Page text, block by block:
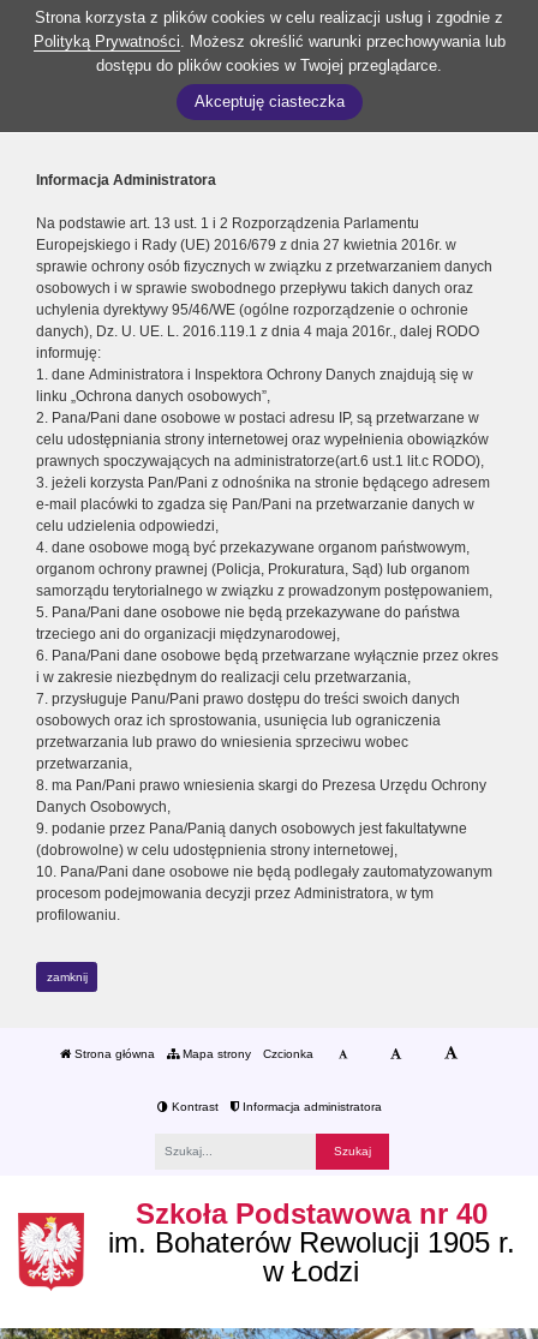
Strona korzysta z plików cookies w celu realizacji usług i zgodnie z
Polityką Prywatności. Możesz określić warunki przechowywania lub
dostępu do plików cookies w Twojej przeglądarce.
Akceptuję ciasteczka
Informacja Administratora
Na podstawie art. 13 ust. 1 i 2 Rozporządzenia Parlamentu
Europejskiego i Rady (UE) 2016/679 z dnia 27 kwietnia 2016r. w
sprawie ochrony osób fizycznych w związku z przetwarzaniem danych
osobowych i w sprawie swobodnego przepływu takich danych oraz
uchylenia dyrektywy 95/46/WE (ogólne rozporządzenie o ochronie
danych), Dz. U. UE. L. 2016.119.1 z dnia 4 maja 2016r., dalej RODO
informuję:
1. dane Administratora i Inspektora Ochrony Danych znajdują się w
linku „Ochrona danych osobowych”,
2. Pana/Pani dane osobowe w postaci adresu IP, są przetwarzane w
celu udostępniania strony internetowej oraz wypełnienia obowiązków
prawnych spoczywających na administratorze(art.6 ust.1 lit.c RODO),
3. jeżeli korzysta Pan/Pani z odnośnika na stronie będącego adresem
e-mail placówki to zgadza się Pan/Pani na przetwarzanie danych w
celu udzielenia odpowiedzi,
4. dane osobowe mogą być przekazywane organom państwowym,
organom ochrony prawnej (Policja, Prokuratura, Sąd) lub organom
samorządu terytorialnego w związku z prowadzonym postępowaniem,
5. Pana/Pani dane osobowe nie będą przekazywane do państwa
trzeciego ani do organizacji międzynarodowej,
6. Pana/Pani dane osobowe będą przetwarzane wyłącznie przez okres
i w zakresie niezbędnym do realizacji celu przetwarzania,
7. przysługuje Panu/Pani prawo dostępu do treści swoich danych
osobowych oraz ich sprostowania, usunięcia lub ograniczenia
przetwarzania lub prawo do wniesienia sprzeciwu wobec
przetwarzania,
8. ma Pan/Pani prawo wniesienia skargi do Prezesa Urzędu Ochrony
Danych Osobowych,
9. podanie przez Pana/Panią danych osobowych jest fakultatywne
(dobrowolne) w celu udostępnienia strony internetowej,
10. Pana/Pani dane osobowe nie będą podlegały zautomatyzowanym
procesom podejmowania decyzji przez Administratora, w tym
profilowaniu.
zamknij
Strona główna Mapa strony Czcionka
Kontrast Informacja administratora
Szkoła Podstawowa nr 40
im. Bohaterów Rewolucji 1905 r.
w Łodzi